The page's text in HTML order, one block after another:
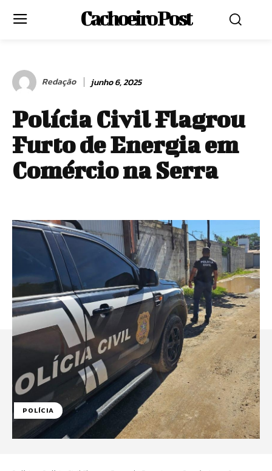
Cachoeiro Post
Redação junho 6, 2025
Polícia Civil Flagrou
Furto de Energia em
Comércio na Serra
POLÍCIA